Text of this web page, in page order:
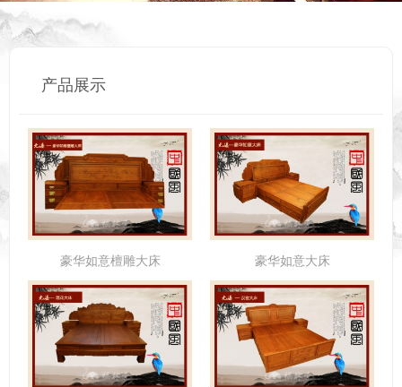
产品展示
豪华如意檀雕大床 豪华如意大床